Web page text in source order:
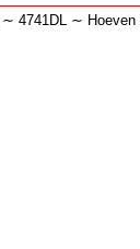
∼ 4741DL ∼